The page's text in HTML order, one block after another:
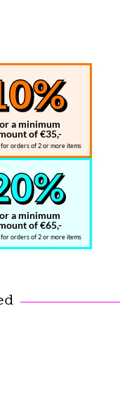
a minimum
of €35,-
for orders of 2 or more items
a minimum
of €65,-
for orders of 2 or more items